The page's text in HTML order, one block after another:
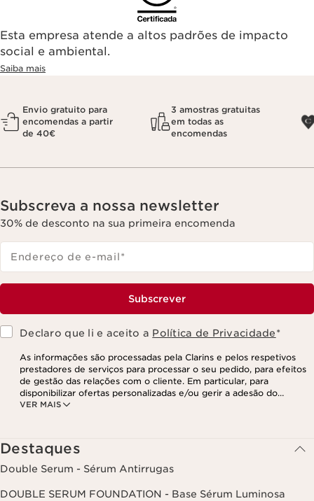
Esta empresa atende a altos padrões de impacto
social e ambiental.
Saiba mais
Envio gratuito para
encomendas a partir
de 40€
3 amostras gratuitas
em todas as
encomendas
Subscreva a nossa newsletter
30% de desconto na sua primeira encomenda
Endereço de e-mail*
Subscrever
Declaro que li e aceito a Política de Privacidade*
VER MAIS
As informações são processadas pela Clarins e pelos respetivos
prestadores de serviços para processar o seu pedido, para efeitos
de gestão das relações com o cliente. Em particular, para
disponibilizar ofertas personalizadas e/ou gerir a adesão do
utilizador ao nosso programa de fidelização e para criar o seu
as suas informações, assim como o direito de se opor e impedir o
respetivo processamento. Poderá exercer este direito,
contactando-nos. Para mais informações, consulte a nossa política
de privacidade, clicando aqui
Destaques
Double Serum - Sérum Antirrugas
DOUBLE SERUM FOUNDATION - Base Sérum Luminosa